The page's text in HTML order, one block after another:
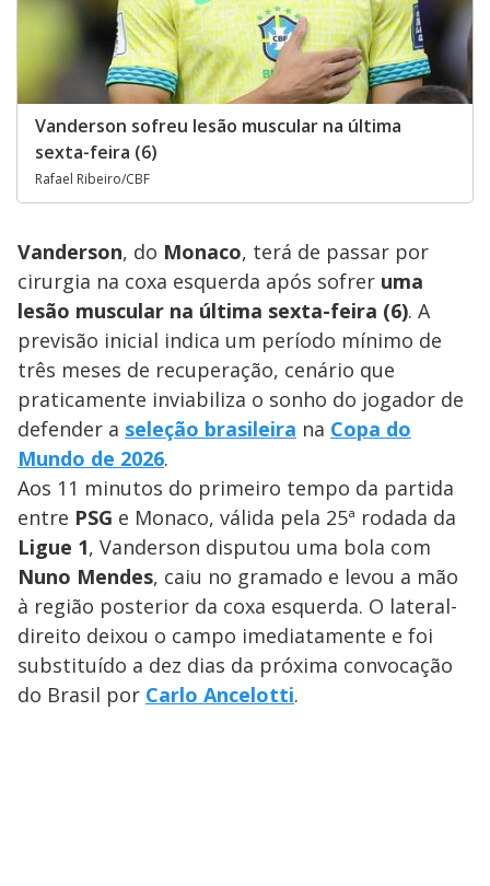
Vanderson sofreu lesão muscular na última
sexta-feira (6)
Rafael Ribeiro/CBF
Vanderson, do Monaco, terá de passar por
cirurgia na coxa esquerda após sofrer uma
lesão muscular na última sexta-feira (6). A
previsão inicial indica um período mínimo de
três meses de recuperação, cenário que
praticamente inviabiliza o sonho do jogador de
defender a seleção brasileira na Copa do
Mundo de 2026.
Aos 11 minutos do primeiro tempo da partida
entre PSG e Monaco, válida pela 25ª rodada da
Ligue 1, Vanderson disputou uma bola com
Nuno Mendes, caiu no gramado e levou a mão
à região posterior da coxa esquerda. O lateral-
direito deixou o campo imediatamente e foi
substituído a dez dias da próxima convocação
do Brasil por Carlo Ancelotti.